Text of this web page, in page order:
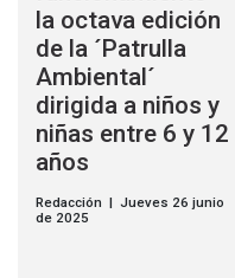
la octava edición
de la ´Patrulla
Ambiental´
dirigida a niños y
niñas entre 6 y 12
años
Redacción | Jueves 26 junio
de 2025